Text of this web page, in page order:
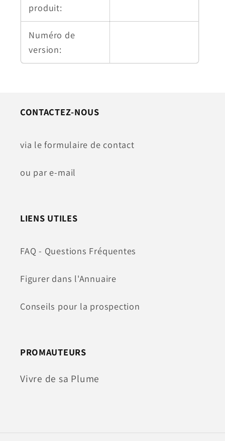
produit:
Numéro de
version:
CONTACTEZ-NOUS
via le formulaire de contact
ou par e-mail
LIENS UTILES
FAQ - Questions Fréquentes
Figurer dans l'Annuaire
Conseils pour la prospection
PROMAUTEURS
Vivre de sa Plume